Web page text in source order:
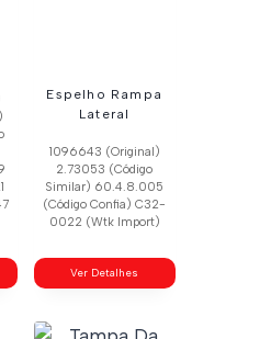
Espelho Rampa
Lateral
1096643 (Original)
2.73053 (Código
Similar) 60.4.8.005
(Código Confia) C32-
0022 (Wtk Import)
Ver Detalhes